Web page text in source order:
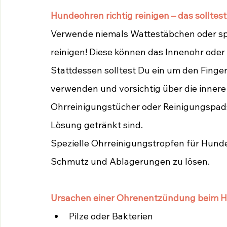
Hundeohren richtig reinigen – das
Verwende niemals Wattestäbchen oder
reinigen! Diese können das Innenohr
Stattdessen solltest Du ein um den
verwenden und vorsichtig über die
Ohrreinigungstücher oder
Lösung getränkt sind.
Spezielle Ohrreinigungstropfen für
Schmutz und Ablagerungen zu lösen.
Ursachen einer Ohrenentzündung beim
Pilze oder Bakterien